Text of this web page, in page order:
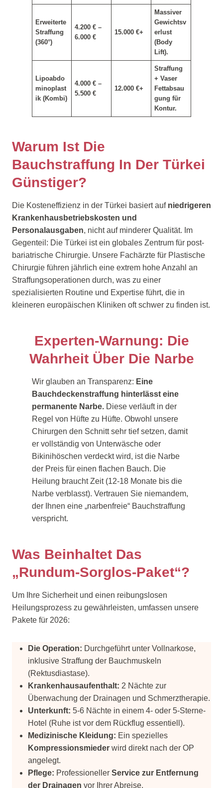
Erweiterte
Straffung
(360°)
4.200 € –
6.000 €
15.000 €+
Massiver
Gewichtsv
erlust
(Body
Lift).
Lipoabdo
minoplast
ik (Kombi)
4.000 € –
5.500 €
12.000 €+
Straffung
+ Vaser
Fettabsau
gung für
Kontur.
Warum Ist Die
Bauchstraffung In Der Türkei
Günstiger?
Die Kosteneffizienz in der Türkei basiert auf niedrigeren
Krankenhausbetriebskosten und
Personalausgaben, nicht auf minderer Qualität. Im
Gegenteil: Die Türkei ist ein globales Zentrum für post-
bariatrische Chirurgie. Unsere Fachärzte für Plastische
Chirurgie führen jährlich eine extrem hohe Anzahl an
Straffungsoperationen durch, was zu einer
spezialisierten Routine und Expertise führt, die in
kleineren europäischen Kliniken oft schwer zu finden ist.
Experten-Warnung: Die
Wahrheit Über Die Narbe
Wir glauben an Transparenz: Eine
Bauchdeckenstraffung hinterlässt eine
permanente Narbe. Diese verläuft in der
Regel von Hüfte zu Hüfte. Obwohl unsere
Chirurgen den Schnitt sehr tief setzen, damit
er vollständig von Unterwäsche oder
Bikinihöschen verdeckt wird, ist die Narbe
der Preis für einen flachen Bauch. Die
Heilung braucht Zeit (12-18 Monate bis die
Narbe verblasst). Vertrauen Sie niemandem,
der Ihnen eine „narbenfreie“ Bauchstraffung
verspricht.
Was Beinhaltet Das
„Rundum-Sorglos-Paket“?
Um Ihre Sicherheit und einen reibungslosen
Heilungsprozess zu gewährleisten, umfassen unsere
Pakete für 2026:
Die Operation: Durchgeführt unter Vollnarkose,
inklusive Straffung der Bauchmuskeln
(Rektusdiastase).
Krankenhausaufenthalt: 2 Nächte zur
Überwachung der Drainagen und Schmerztherapie.
Unterkunft: 5-6 Nächte in einem 4- oder 5-Sterne-
Hotel (Ruhe ist vor dem Rückflug essentiell).
Medizinische Kleidung: Ein spezielles
Kompressionsmieder wird direkt nach der OP
angelegt.
Pflege: Professioneller Service zur Entfernung
der Drainagen vor Ihrer Abreise.